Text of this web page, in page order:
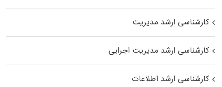
کارشناسی ارشد مدیریت
کارشناسی ارشد مدیریت اجرایی
کارشناسی ارشد اطلاعات